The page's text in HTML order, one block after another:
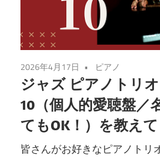
2026年4月17日 ピアノ
ジャズ ピアノトリ
10（個人的愛聴盤／
てもOK！）を教えて
皆さんがお好きなピアノトリ